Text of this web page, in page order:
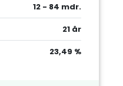
12 - 84 mdr.
21 år
23,49 %